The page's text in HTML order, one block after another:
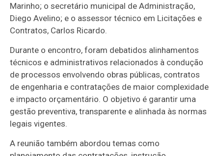
Marinho; o secretário municipal de Administração,
Diego Avelino; e o assessor técnico em Licitações e
Contratos, Carlos Ricardo.
Durante o encontro, foram debatidos alinhamentos
técnicos e administrativos relacionados à condução
de processos envolvendo obras públicas, contratos
de engenharia e contratações de maior complexidade
e impacto orçamentário. O objetivo é garantir uma
gestão preventiva, transparente e alinhada às normas
legais vigentes.
A reunião também abordou temas como